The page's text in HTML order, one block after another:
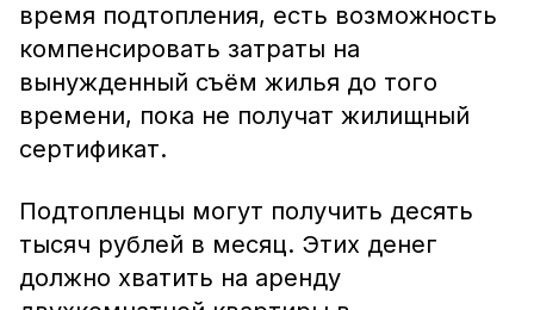
время подтопления, есть возможность
компенсировать затраты на
вынужденный съём жилья до того
времени, пока не получат жилищный
сертификат.
Подтопленцы могут получить десять
тысяч рублей в месяц. Этих денег
должно хватить на аренду